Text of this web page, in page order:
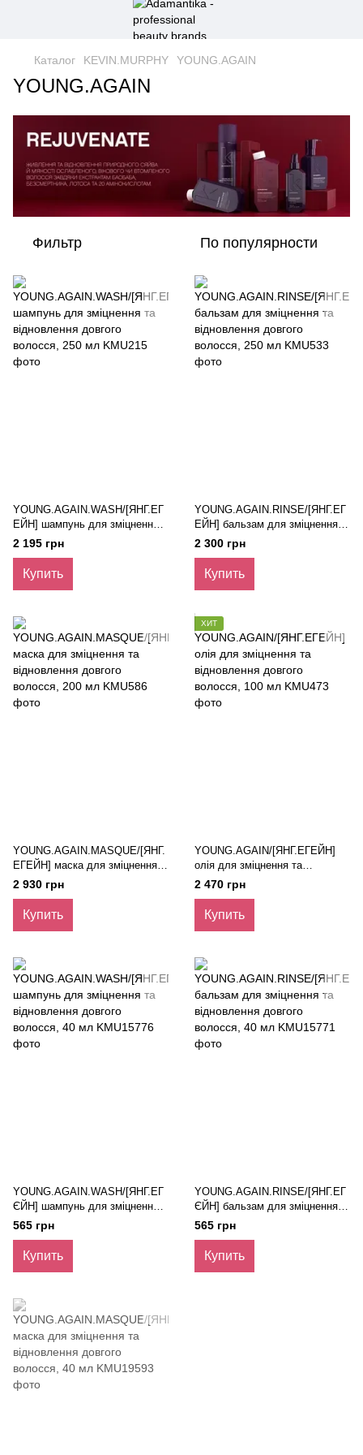
Каталог KEVIN.MURPHY YOUNG.AGAIN
YOUNG.AGAIN
Фильтр По популярности
YOUNG.AGAIN.WASH/[ЯНГ.ЕГ
ЕЙН] шампунь для зміцнення
та відновлення довгого
волосся, 250 мл
2 195 грн
Купить
YOUNG.AGAIN.RINSE/[ЯНГ.ЕГ
ЕЙН] бальзам для зміцнення
та відновлення довгого
волосся, 250 мл
2 300 грн
Купить
YOUNG.AGAIN.MASQUE/[ЯНГ.
ЕГЕЙН] маска для зміцнення
та відновлення довгого
волосся, 200 мл
2 930 грн
Купить
ХИТ
YOUNG.AGAIN/[ЯНГ.ЕГЕЙН]
олія для зміцнення та
відновлення довгого волосся,
2 470 грн
Купить
YOUNG.AGAIN.WASH/[ЯНГ.ЕГ
ЄЙН] шампунь для зміцнення
та відновлення довгого
волосся, 40 мл
565 грн
Купить
YOUNG.AGAIN.RINSE/[ЯНГ.ЕГ
ЄЙН] бальзам для зміцнення
та відновлення довгого
волосся, 40 мл
565 грн
Купить